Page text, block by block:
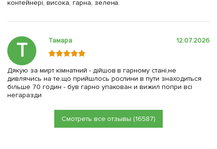
контейнері, висока, гарна, зелена.
Т Тамара 12.07.2026
Дякую за мирт кімнатний - дійшов в гарному стані,не
дивлячись на те,що прийшлось рослини в пути знаходиться
більше 70 годин - був гарно упакован и вижил попри всі
негаразди
Смотреть все отзывы (16587)